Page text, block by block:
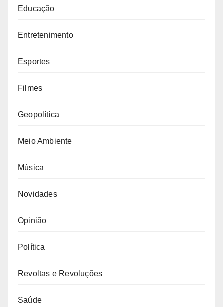
Educação
Entretenimento
Esportes
Filmes
Geopolítica
Meio Ambiente
Música
Novidades
Opinião
Política
Revoltas e Revoluções
Saúde